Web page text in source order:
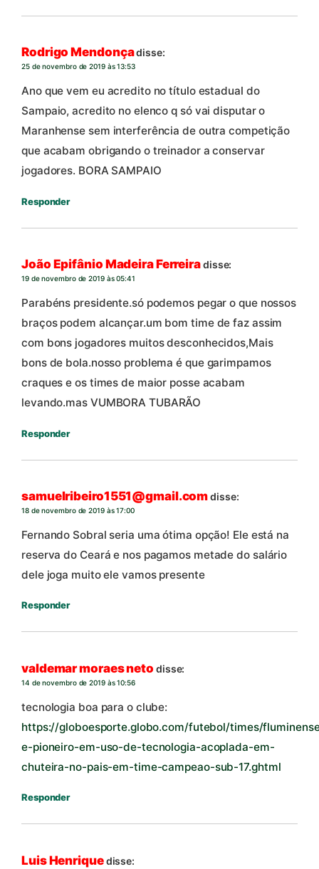
Rodrigo Mendonçadisse:
25 de novembro de 2019 às 13:53
Ano que vem eu acredito no título estadual do
Sampaio, acredito no elenco q só vai disputar o
Maranhense sem interferência de outra competição
que acabam obrigando o treinador a conservar
jogadores. BORA SAMPAIO
Responder
João Epifânio Madeira Ferreiradisse:
19 de novembro de 2019 às 05:41
Parabéns presidente.só podemos pegar o que nossos
braços podem alcançar.um bom time de faz assim
com bons jogadores muitos desconhecidos,Mais
bons de bola.nosso problema é que garimpamos
craques e os times de maior posse acabam
levando.mas VUMBORA TUBARÃO
Responder
samuelribeiro1551@gmail.comdisse:
18 de novembro de 2019 às 17:00
Fernando Sobral seria uma ótima opção! Ele está na
reserva do Ceará e nos pagamos metade do salário
dele joga muito ele vamos presente
Responder
valdemar moraes neto disse:
14 de novembro de 2019 às 10:56
tecnologia boa para o clube:
https://globoesporte.globo.com/futebol/times/
e-pioneiro-em-uso-de-tecnologia-acoplada-em-
chuteira-no-pais-em-time-campeao-sub-17.ghtml
Responder
Luis Henriquedisse: